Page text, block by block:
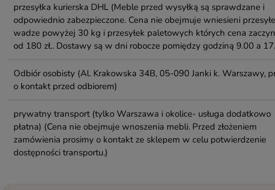
przesyłka kurierska DHL(Meble przed wysyłką są sprawdzane i
odpowiednio zabezpieczone. Cena nie obejmuje wniesieni
wadze powyżej 30 kg i przesyłek paletowych których cena
od 180 zł.. Dostawy są w dni robocze pomiędzy godziną 9.00 a
Odbiór osobisty(Al. Krakowska 34B, 05-090 Janki k. Warszawy,
o kontakt przed odbiorem)
prywatny transport (tylko Warszawa i okolice- usługa dodatkowo
płatna) (Cena nie obejmuje wnoszenia mebli. Przed złożeniem
zamówienia prosimy o kontakt ze sklepem w celu potwierdzenie
dostępności transportu.)